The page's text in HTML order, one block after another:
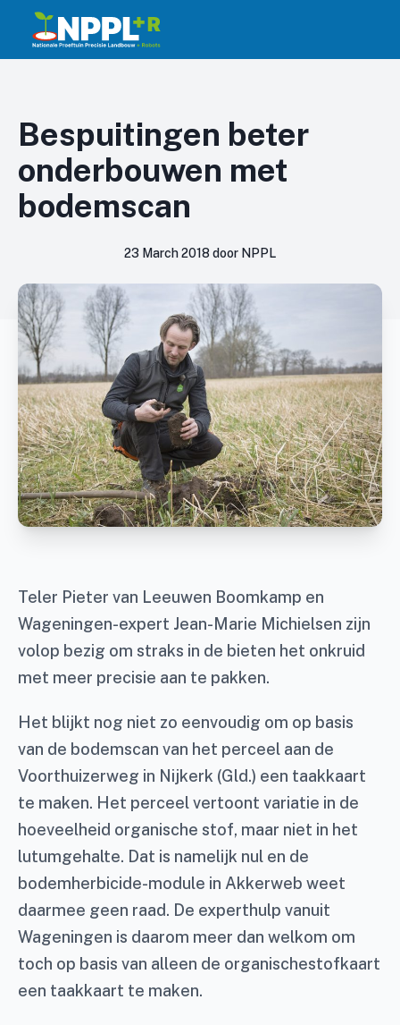
Bespuitingen beter
onderbouwen met
bodemscan
23 March 2018 door NPPL
Teler Pieter van Leeuwen Boomkamp en
Wageningen-expert Jean-Marie Michielsen zijn
volop bezig om straks in de bieten het onkruid
met meer precisie aan te pakken.
Het blijkt nog niet zo eenvoudig om op basis
van de bodemscan van het perceel aan de
Voorthuizerweg in Nijkerk (Gld.) een taakkaart
te maken. Het perceel vertoont variatie in de
hoeveelheid organische stof, maar niet in het
lutumgehalte. Dat is namelijk nul en de
bodemherbicide-module in Akkerweb weet
daarmee geen raad. De experthulp vanuit
Wageningen is daarom meer dan welkom om
toch op basis van alleen de organischestofkaart
een taakkaart te maken.